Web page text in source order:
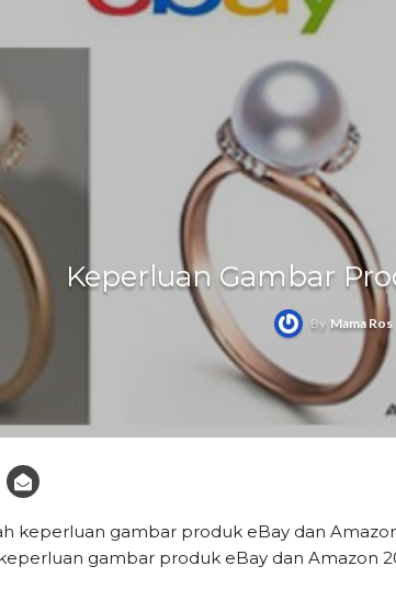
Keperluan Gambar
By Mama Ros
keperluan gambar produk eBay dan
gambar produk eBay dan Amazon